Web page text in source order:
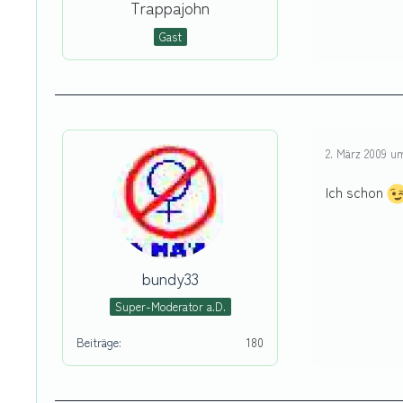
Trappajohn
Gast
bundy33
Super-Moderator a.D.
Beiträge 180
2. März 2009
Ich schon